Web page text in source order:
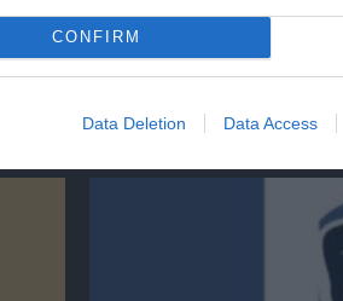
CONFIRM
Data Deletion Data Access
Σχετικά Άρθρα